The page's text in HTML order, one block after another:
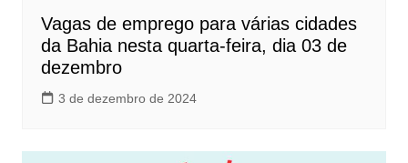
Vagas de emprego para várias cidades
da Bahia nesta quarta-feira, dia 03 de
dezembro
3 de dezembro de 2024